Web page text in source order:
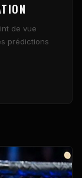
de vue
prédictions